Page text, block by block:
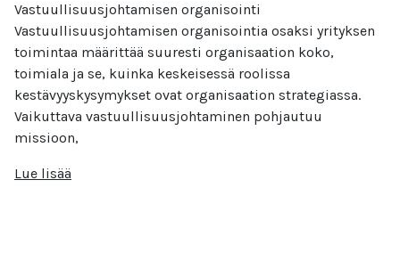
Vastuullisuusjohtamisen organisointi
Vastuullisuusjohtamisen organisointia osaksi yrityksen
toimintaa määrittää suuresti organisaation koko,
toimiala ja se, kuinka keskeisessä roolissa
kestävyyskysymykset ovat organisaation strategiassa.
Vaikuttava vastuullisuusjohtaminen pohjautuu
missioon,
Lue lisää